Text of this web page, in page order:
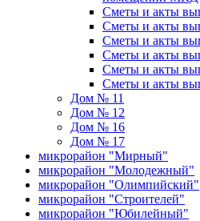
Сметы и акты
Сметы и акты
Сметы и акты
Сметы и акты
Сметы и акты
Сметы и акты
Дом № 11
Дом № 12
Дом № 16
Дом № 17
микрорайон "Мирный"
микрорайон "Молодежный"
микрорайон "Олимпийский"
микрорайон "Строителей"
микрорайон "Юбилейный"